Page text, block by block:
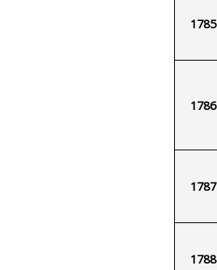
1785
1786
1787
1788